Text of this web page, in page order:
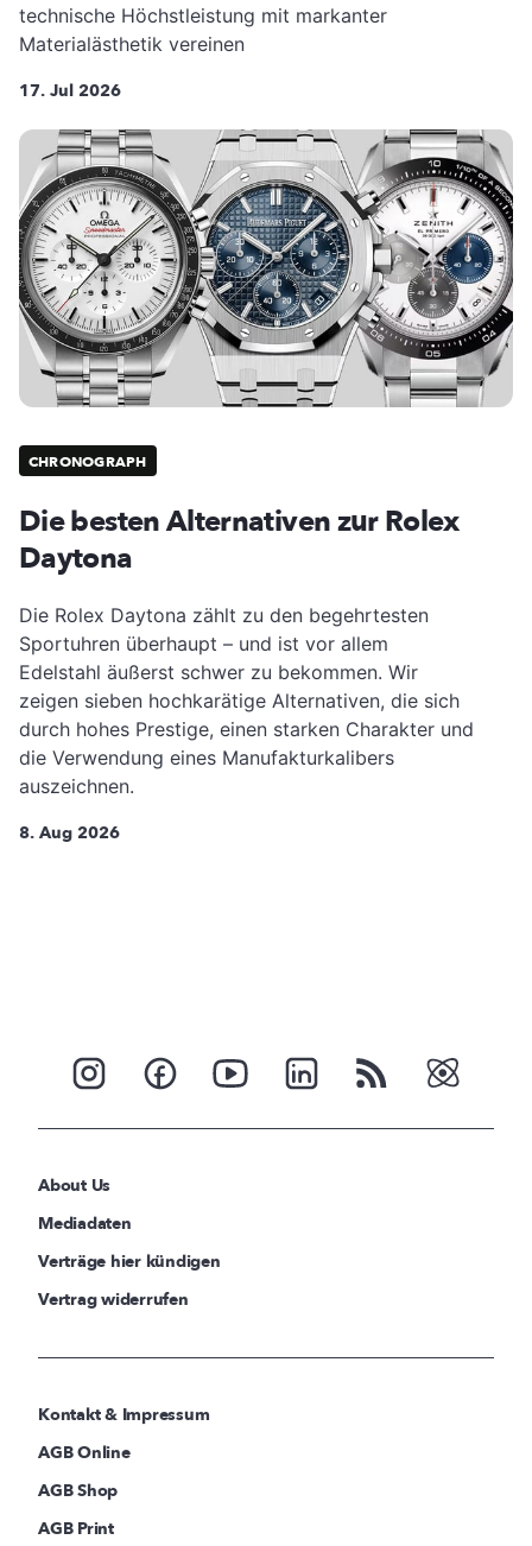
technische Höchstleistung mit markanter
Materialästhetik vereinen
17. Jul 2026
CHRONOGRAPH
Die besten Alternativen zur Rolex
Daytona
Die Rolex Daytona zählt zu den begehrtesten
Sportuhren überhaupt – und ist vor allem
Edelstahl äußerst schwer zu bekommen. Wir
zeigen sieben hochkarätige Alternativen, die sich
durch hohes Prestige, einen starken Charakter und
die Verwendung eines Manufakturkalibers
auszeichnen.
8. Aug 2026
About Us
Mediadaten
Verträge hier kündigen
Vertrag widerrufen
Kontakt & Impressum
AGB Online
AGB Shop
AGB Print